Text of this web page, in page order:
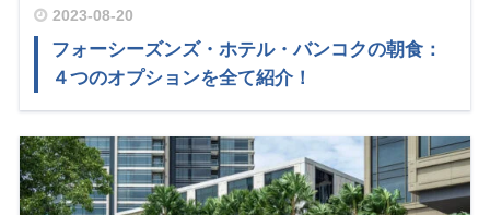
2023-08-20
フォーシーズンズ・ホテル・バンコクの朝食：
４つのオプションを全て紹介！